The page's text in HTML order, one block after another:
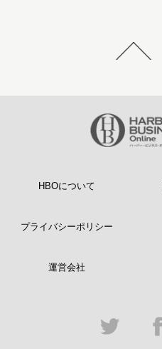
HBOについて
プライバシーポリシー
運営会社